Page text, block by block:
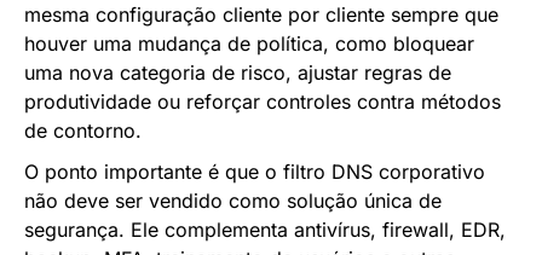
mesma configuração cliente por cliente sempre que
houver uma mudança de política, como bloquear
uma nova categoria de risco, ajustar regras de
produtividade ou reforçar controles contra métodos
de contorno.
O ponto importante é que o filtro DNS corporativo
não deve ser vendido como solução única de
segurança. Ele complementa antivírus, firewall, EDR,